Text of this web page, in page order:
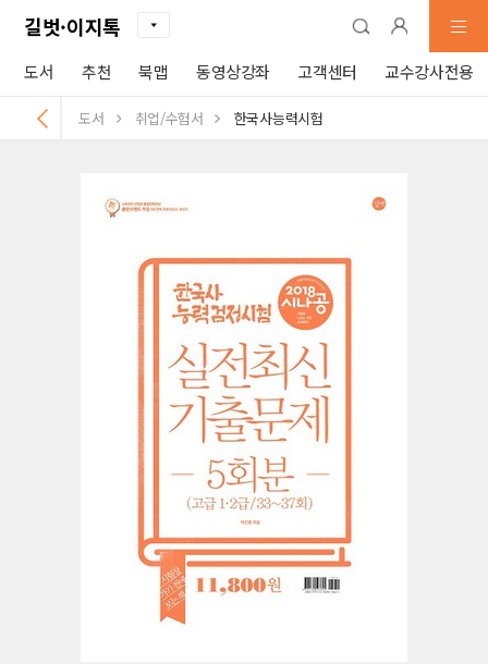
길벗·이지톡
도서 추천 북맵 동영상강좌 고객센터 교수강사전용
도서 취업/수험서 한국사능력시험